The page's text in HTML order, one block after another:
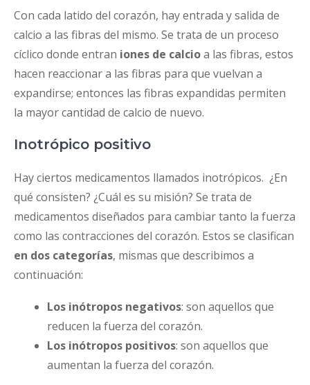
Con cada latido del corazón, hay entrada y salida de
calcio a las fibras del mismo. Se trata de un proceso
cíclico donde entran iones de calcioa las fibras, estos
hacen reaccionar a las fibras para que vuelvan a
expandirse; entonces las fibras expandidas permiten
la mayor cantidad de calcio de nuevo.
Inotrópico positivo
Hay ciertos medicamentos llamados inotrópicos. ¿En
qué consisten? ¿Cuál es su misión? Se trata de
medicamentos diseñados para cambiar tanto la fuerza
como las contracciones del corazón. Estos se clasifican
en dos categorías, mismas que describimos a
continuación:
Los inótropos negativos: son aquellos que
reducen la fuerza del corazón.
Los inótropos positivos: son aquellos que
aumentan la fuerza del corazón.